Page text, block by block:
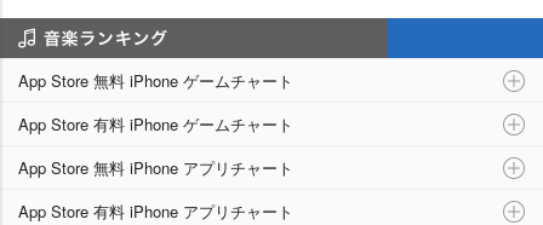
App Store 無料 iPhone ゲームチャート
App Store 有料 iPhone ゲームチャート
App Store 無料 iPhone アプリチャート
App Store 有料 iPhone アプリチャート